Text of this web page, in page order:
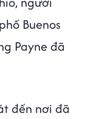
Buenos
Payne đã
đến nơi đã